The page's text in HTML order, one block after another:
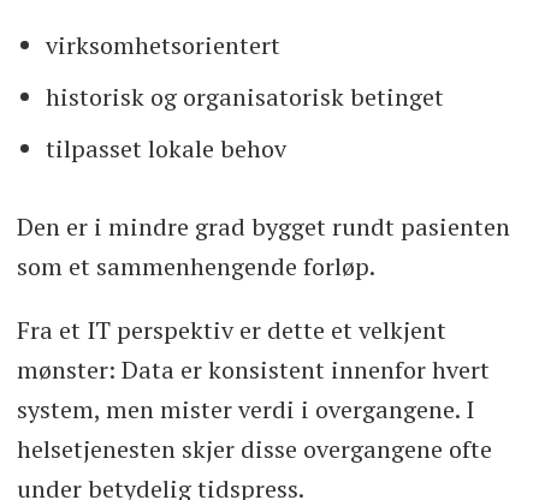
virksomhetsorientert
historisk og organisatorisk betinget
tilpasset lokale behov
Den er i mindre grad bygget rundt pasienten
som et sammenhengende forløp.
Fra et IT perspektiv er dette et velkjent
mønster: Data er konsistent innenfor hvert
system, men mister verdi i overgangene. I
helsetjenesten skjer disse overgangene ofte
under betydelig tidspress.